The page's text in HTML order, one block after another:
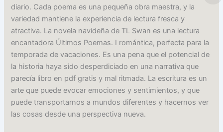
diario. Cada poema es una pequeña obra maestra, y la
variedad mantiene la experiencia de lectura fresca y
atractiva. La novela navideña de TL Swan es una lectura
encantadora Últimos Poemas. I romántica, perfecta para la
temporada de vacaciones. Es una pena que el potencial de
la historia haya sido desperdiciado en una narrativa que
parecía libro en pdf gratis y mal ritmada. La escritura es un
arte que puede evocar emociones y sentimientos, y que
puede transportarnos a mundos diferentes y hacernos ver
las cosas desde una perspectiva nueva.